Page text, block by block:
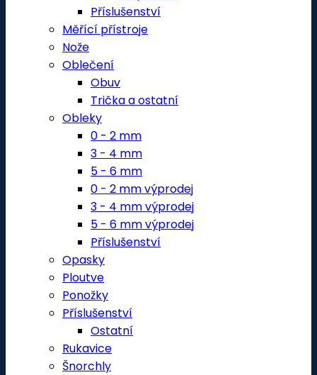
Příslušenství
Měřící přístroje
Nože
Oblečení
Obuv
Trička a ostatní
Obleky
0 - 2 mm
3 - 4 mm
5 - 6 mm
0 - 2 mm výprodej
3 - 4 mm výprodej
5 - 6 mm výprodej
Příslušenství
Opasky
Ploutve
Ponožky
Příslušenství
Ostatní
Rukavice
Šnorchly